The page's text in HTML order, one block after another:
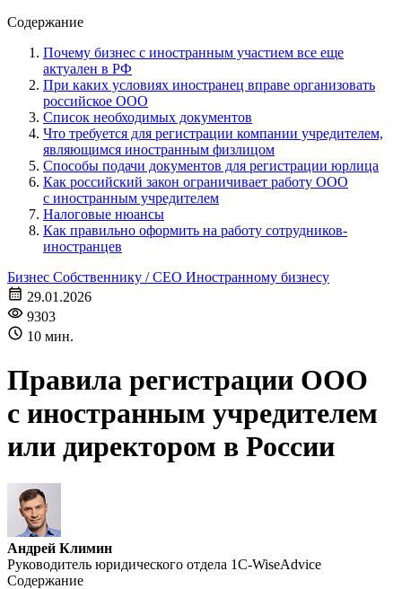
Содержание
Почему бизнес с иностранным участием все еще
актуален в РФ
При каких условиях иностранец вправе организовать
российское ООО
Список необходимых документов
Что требуется для регистрации компании учредителем,
являющимся иностранным физлицом
Способы подачи документов для регистрации юрлица
Как российский закон ограничивает работу ООО
с иностранным учредителем
Налоговые нюансы
Как правильно оформить на работу сотрудников-
иностранцев
Бизнес Собственнику / CEO Иностранному бизнесу
29.01.2026
9303
10 мин.
Правила регистрации ООО
с иностранным учредителем
или директором в России
Андрей Климин
Руководитель юридического отдела 1C-WiseAdvice
Содержание